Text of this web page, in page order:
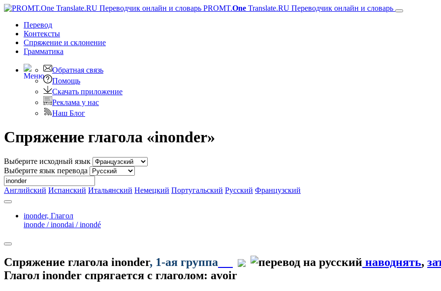
PROMT.One Translate.RU Переводчик онлайн и словарь
Перевод
Контексты
Спряжение и склонение
Грамматика
Обратная связь
Помощь
Скачать приложение
Реклама у нас
Наш Блог
Спряжение глагола «inonder»
Выберите исходный язык
Выберите язык перевода
Английский Испанский Итальянский Немецкий Португальский Русский Французский
inonder, Глагол
inonde / inondai / inondé
Спряжение глагола inonder, 1-ая группа наводнять,
Глагол inonder спрягается с глаголом: avoir